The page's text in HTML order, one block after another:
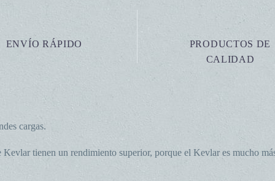
ENVÍO RÁPIDO
PRODUCTOS DE
CALIDAD
cargas.
tienen un rendimiento superior, porque el Kevlar es mucho